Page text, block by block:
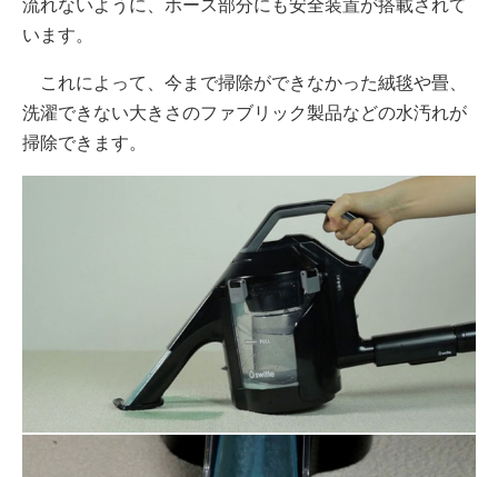
流れないように、ホース部分にも安全装置が搭載されて
います。
これによって、今まで掃除ができなかった絨毯や畳、
洗濯できない大きさのファブリック製品などの水汚れが
掃除できます。